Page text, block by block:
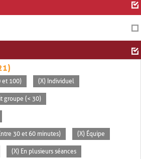
et 100) (X) Individuel
groupe (< 30)
30 et 60 minutes) (X) Équipe
(X) En plusieurs séances